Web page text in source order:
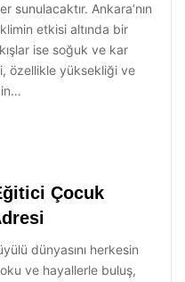
sunulacaktır. Ankara’nın
etkisi altında bir
ise soğuk ve kar
özellikle yüksekliği ve
Çocuk
dünyasını herkesin
ve hayallerle buluş,